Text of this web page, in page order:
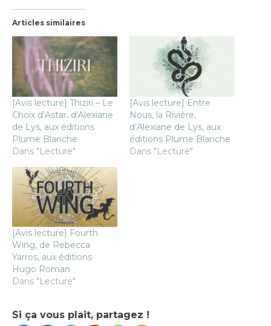
Articles similaires
[Avis lecture] Thiziri – Le
Choix d’Astar, d’Alexiane
de Lys, aux éditions
Plume Blanche
Dans "Lecture"
[Avis lecture] Entre
Nous, la Rivière,
d’Alexiane de Lys, aux
éditions Plume Blanche
Dans "Lecture"
[Avis lecture] Fourth
Wing, de Rebecca
Yarros, aux éditions
Hugo Roman
Dans "Lecture"
Si ça vous plait, partagez !